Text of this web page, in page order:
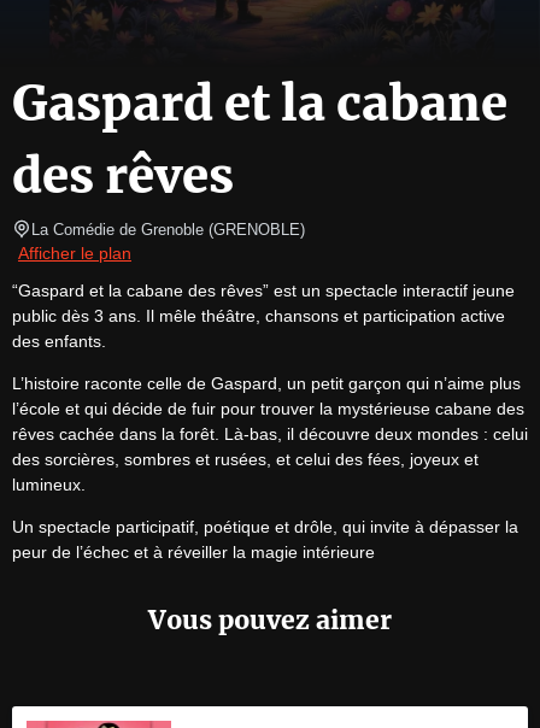
Gaspard et la cabane
des rêves
La Comédie de Grenoble (GRENOBLE)
Afficher le plan
“Gaspard et la cabane des rêves” est un spectacle interactif jeune
public dès 3 ans. Il mêle théâtre, chansons et participation active
des enfants.
L’histoire raconte celle de Gaspard, un petit garçon qui n’aime plus
l’école et qui décide de fuir pour trouver la mystérieuse cabane des
rêves cachée dans la forêt. Là-bas, il découvre deux mondes : celui
des sorcières, sombres et rusées, et celui des fées, joyeux et
lumineux.
Un spectacle participatif, poétique et drôle, qui invite à dépasser la
peur de l’échec et à réveiller la magie intérieure
Vous pouvez aimer